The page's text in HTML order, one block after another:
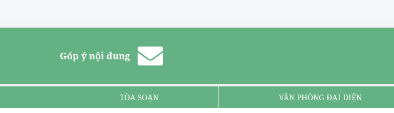
Góp ý nội dung
TÒA SOẠN VĂN PHÒNG ĐẠI DIỆN